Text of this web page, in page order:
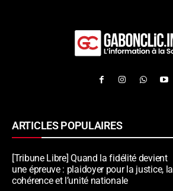
ARTICLES POPULAIRES
[Tribune Libre] Quand la fidélité devient
une épreuve : plaidoyer pour la justice, la
cohérence et l’unité nationale